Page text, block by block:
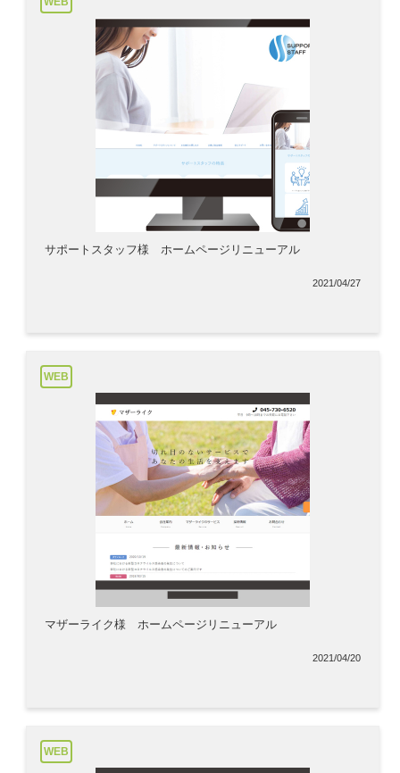
サポートスタッフ様 ホームページリニューアル
2021/04/27
WEB
マザーライク様 ホームページリニューアル
2021/04/20
WEB